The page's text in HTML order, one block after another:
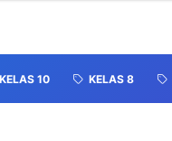
KELAS 10 KELAS 8